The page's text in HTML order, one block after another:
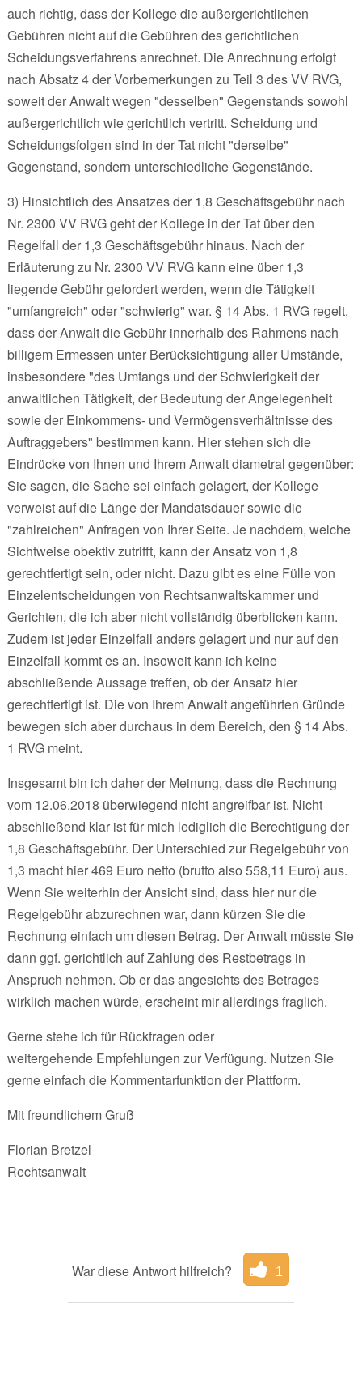
auch richtig, dass der Kollege die außergerichtlichen
Gebühren nicht auf die Gebühren des gerichtlichen
Scheidungsverfahrens anrechnet. Die Anrechnung erfolgt
nach Absatz 4 der Vorbemerkungen zu Teil 3 des VV RVG,
soweit der Anwalt wegen "desselben" Gegenstands sowohl
außergerichtlich wie gerichtlich vertritt. Scheidung und
Scheidungsfolgen sind in der Tat nicht "derselbe"
Gegenstand, sondern unterschiedliche Gegenstände.
3) Hinsichtlich des Ansatzes der 1,8 Geschäftsgebühr nach
Nr. 2300 VV RVG geht der Kollege in der Tat über den
Regelfall der 1,3 Geschäftsgebühr hinaus. Nach der
Erläuterung zu Nr. 2300 VV RVG kann eine über 1,3
liegende Gebühr gefordert werden, wenn die Tätigkeit
"umfangreich" oder "schwierig" war. § 14 Abs. 1 RVG regelt,
dass der Anwalt die Gebühr innerhalb des Rahmens nach
billigem Ermessen unter Berücksichtigung aller Umstände,
insbesondere "des Umfangs und der Schwierigkeit der
anwaltlichen Tätigkeit, der Bedeutung der Angelegenheit
sowie der Einkommens- und Vermögensverhältnisse des
Auftraggebers" bestimmen kann. Hier stehen sich die
Eindrücke von Ihnen und Ihrem Anwalt diametral gegenüber:
Sie sagen, die Sache sei einfach gelagert, der Kollege
verweist auf die Länge der Mandatsdauer sowie die
"zahlreichen" Anfragen von Ihrer Seite. Je nachdem, welche
Sichtweise obektiv zutrifft, kann der Ansatz von 1,8
gerechtfertigt sein, oder nicht. Dazu gibt es eine Fülle von
Einzelentscheidungen von Rechtsanwaltskammer und
Gerichten, die ich aber nicht vollständig überblicken kann.
Zudem ist jeder Einzelfall anders gelagert und nur auf den
Einzelfall kommt es an. Insoweit kann ich keine
abschließende Aussage treffen, ob der Ansatz hier
gerechtfertigt ist. Die von Ihrem Anwalt angeführten Gründe
bewegen sich aber durchaus in dem Bereich, den § 14 Abs.
1 RVG meint.
Insgesamt bin ich daher der Meinung, dass die Rechnung
vom 12.06.2018 überwiegend nicht angreifbar ist. Nicht
abschließend klar ist für mich lediglich die Berechtigung der
1,8 Geschäftsgebühr. Der Unterschied zur Regelgebühr von
1,3 macht hier 469 Euro netto (brutto also 558,11 Euro) aus.
Wenn Sie weiterhin der Ansicht sind, dass hier nur die
Regelgebühr abzurechnen war, dann kürzen Sie die
Rechnung einfach um diesen Betrag. Der Anwalt müsste Sie
dann ggf. gerichtlich auf Zahlung des Restbetrags in
Anspruch nehmen. Ob er das angesichts des Betrages
wirklich machen würde, erscheint mir allerdings fraglich.
Gerne stehe ich für Rückfragen oder
weitergehende Empfehlungen zur Verfügung. Nutzen Sie
gerne einfach die Kommentarfunktion der Plattform.
Mit freundlichem Gruß
Florian Bretzel
Rechtsanwalt
War diese Antwort hilfreich? 1